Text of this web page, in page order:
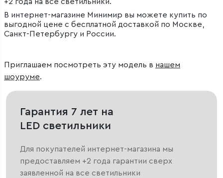
В интернет-магазине Минимир вы можете купить по
выгодной цене с бесплатной доставкой по Москве,
Санкт-Петербургу и России.
Приглашаем посмотреть эту модель в нашем
шоуруме.
Гарантия 7 лет на
LED светильники
Для покупателей интернет-магазина мы
предоставляем +2 года гарантии сверх
заявленной на все светильники